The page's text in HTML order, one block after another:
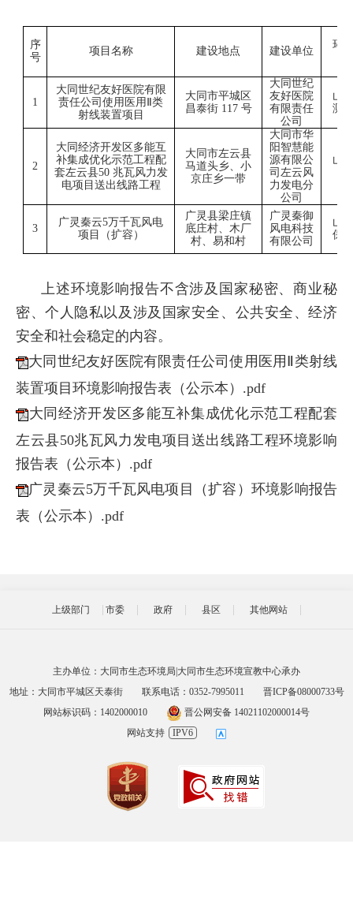
序
号
项目名称 建设地点 建设单位
环
1
大同世纪友好医院有限
责任公司使用医用 Ⅱ类
射线装置项目
大同市平城区
昌泰街 117 号
大同世纪
友好医院
有限责任
公司
山
测
2
大同经济开发区多能互
补集成优化示范工程配
套左云县50 兆瓦风力发
电项目送出线路工程
大同市左云县
马道头乡、小
京庄乡一带
大同市华
阳智慧能
源有限公
司左云风
力发电分
公司
山
3
广灵秦云5万千瓦风电
项目（扩容）
广灵县梁庄镇
底庄村、木厂
村、易和村
广灵秦御
风电科技
有限公司
山
保
上述环境影响报告不含涉及国家秘密、商业秘
密、个人隐私以及涉及国家安全、公共安全、经济
安全和社会稳定的内容。
大同世纪友好医院有限责任公司使用医用Ⅱ类射线
装置项目环境影响报告表（公示本）.pdf
大同经济开发区多能互补集成优化示范工程配套
左云县50兆瓦风力发电项目送出线路工程环境影响
报告表（公示本）.pdf
广灵秦云5万千瓦风电项目（扩容）环境影响报告
表（公示本）.pdf
上级部门 市委 政府 县区 其他网站
主办单位：大同市生态环境局|大同市生态环境宣教中心承办
地址：大同市平城区天泰街
联系电话：0352-7995011
晋ICP备08000733号
网站标识码：1402000010
晋公网安备 14021102000014号
网站支持
IPV6